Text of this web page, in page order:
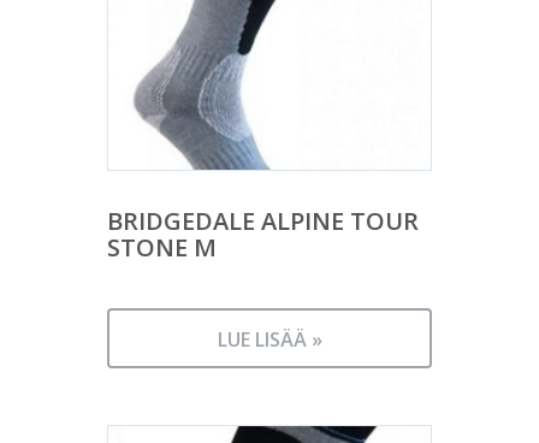
BRIDGEDALE ALPINE TOUR
STONE M
LUE LISÄÄ »